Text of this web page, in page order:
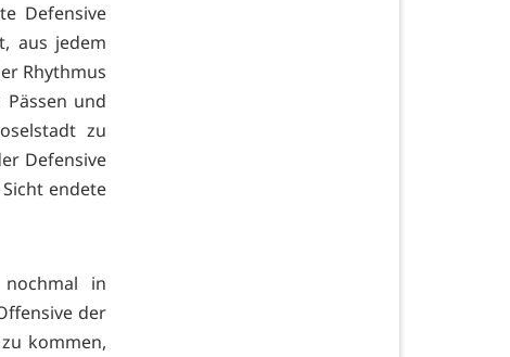
Defensive
aus jedem
Rhythmus
und
zu
Defensive
endete
in
der
kommen,